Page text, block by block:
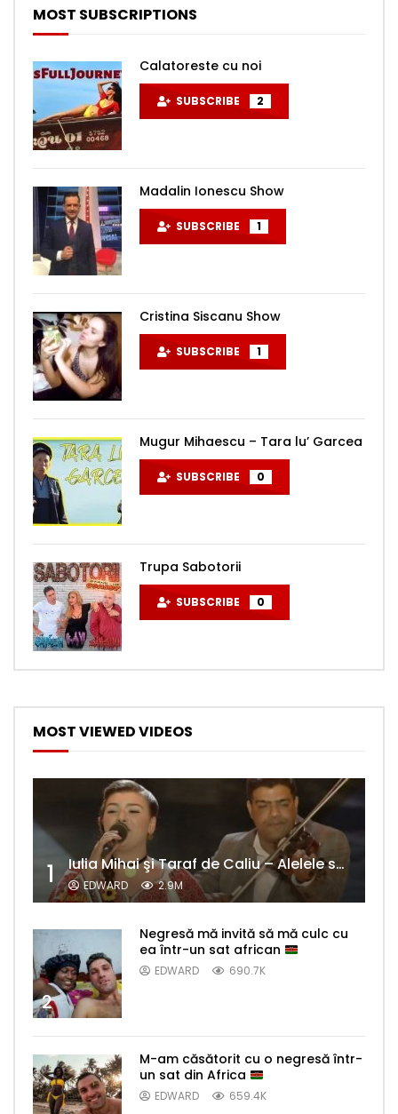
MOST SUBSCRIPTIONS
Calatoreste cu noi
SUBSCRIBE 2
Madalin Ionescu Show
SUBSCRIBE 1
Cristina Siscanu Show
SUBSCRIBE 1
Mugur Mihaescu – Tara lu’ Garcea
SUBSCRIBE 0
Trupa Sabotorii
SUBSCRIBE 0
MOST VIEWED VIDEOS
1 Iulia Mihai şi Taraf de Caliu – Alelele sălcioară (@#VedetaPopulară)
EDWARD 2.9M
2
Negresă mă invită să mă culc cu
ea într-un sat african
EDWARD 690.7K
M-am căsătorit cu o negresă într-
un sat din Africa
EDWARD 659.4K